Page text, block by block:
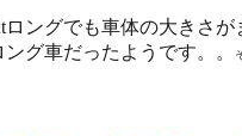
ロングでも車体の大きさ
グ車だったようです。。